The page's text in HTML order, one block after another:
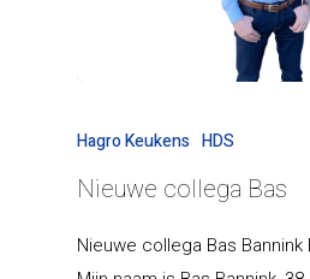
Hagro Keukens HDS
Nieuwe collega Bas
Nieuwe collega Bas Bannink